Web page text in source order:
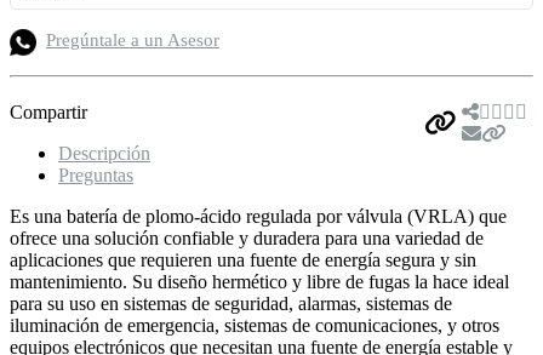
Pregúntale a un Asesor
Compartir
Descripción
Preguntas
Es una batería de plomo-ácido regulada por válvula (VRLA) que
ofrece una solución confiable y duradera para una variedad de
aplicaciones que requieren una fuente de energía segura y sin
mantenimiento. Su diseño hermético y libre de fugas la hace ideal
para su uso en sistemas de seguridad, alarmas, sistemas de
iluminación de emergencia, sistemas de comunicaciones, y otros
equipos electrónicos que necesitan una fuente de energía estable y